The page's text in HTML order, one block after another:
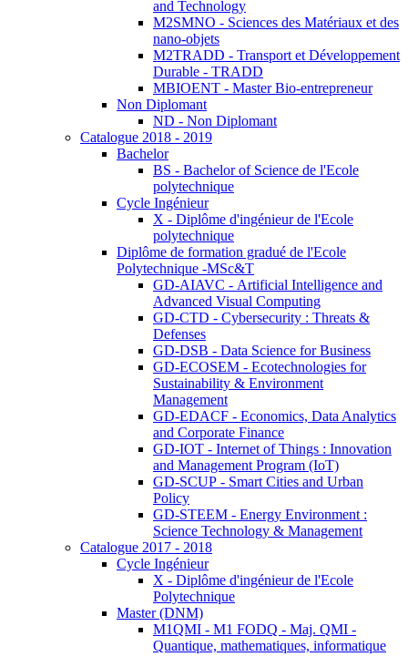
and Technology
M2SMNO - Sciences des Matériaux et des
nano-objets
M2TRADD - Transport et Développement
Durable - TRADD
MBIOENT - Master Bio-entrepreneur
Non Diplomant
ND - Non Diplomant
Catalogue 2018 - 2019
Bachelor
BS - Bachelor of Science de l'Ecole
polytechnique
Cycle Ingénieur
X - Diplôme d'ingénieur de l'Ecole
polytechnique
Diplôme de formation gradué de l'Ecole
Polytechnique -MSc&T
GD-AIAVC - Artificial Intelligence and
Advanced Visual Computing
GD-CTD - Cybersecurity : Threats &
Defenses
GD-DSB - Data Science for Business
GD-ECOSEM - Ecotechnologies for
Sustainability & Environment
Management
GD-EDACF - Economics, Data Analytics
and Corporate Finance
GD-IOT - Internet of Things : Innovation
and Management Program (IoT)
GD-SCUP - Smart Cities and Urban
Policy
GD-STEEM - Energy Environment :
Science Technology & Management
Catalogue 2017 - 2018
Cycle Ingénieur
X - Diplôme d'ingénieur de l'Ecole
Polytechnique
Master (DNM)
M1QMI - M1 FODQ - Maj. QMI -
Quantique, mathematiques, informatique